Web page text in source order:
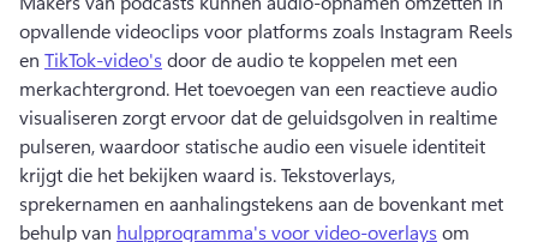
opvallende videoclips voor platforms zoals Instagram Reels
en TikTok-video's door de audio te koppelen met een
merkachtergrond. Het toevoegen van een reactieve audio
visualiseren zorgt ervoor dat de geluidsgolven in realtime
pulseren, waardoor statische audio een visuele identiteit
krijgt die het bekijken waard is. Tekstoverlays,
sprekernamen en aanhalingstekens aan de bovenkant met
behulp van hulpprogramma's voor video-overlays om